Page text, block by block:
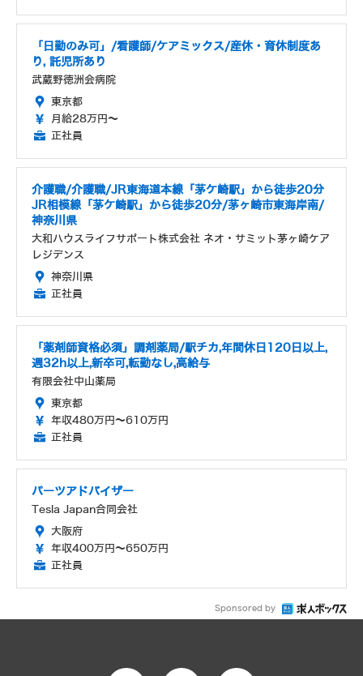
「日勤のみ可」/看護師/ケアミックス/産休・育休制度あ
り, 託児所あり
武蔵野徳洲会病院
東京都
月給28万円～
正社員
介護職/介護職/JR東海道本線「茅ケ崎駅」から徒歩20分
JR相模線「茅ケ崎駅」から徒歩20分/茅ヶ崎市東海岸南/
神奈川県
大和ハウスライフサポート株式会社 ネオ・サミット茅ヶ崎ケア
レジデンス
神奈川県
正社員
「薬剤師資格必須」調剤薬局/駅チカ,年間休日120日以上,
週32h以上,新卒可,転勤なし,高給与
有限会社中山薬局
東京都
年収480万円～610万円
正社員
パーツアドバイザー
Tesla Japan合同会社
大阪府
年収400万円～650万円
正社員
Sponsored by